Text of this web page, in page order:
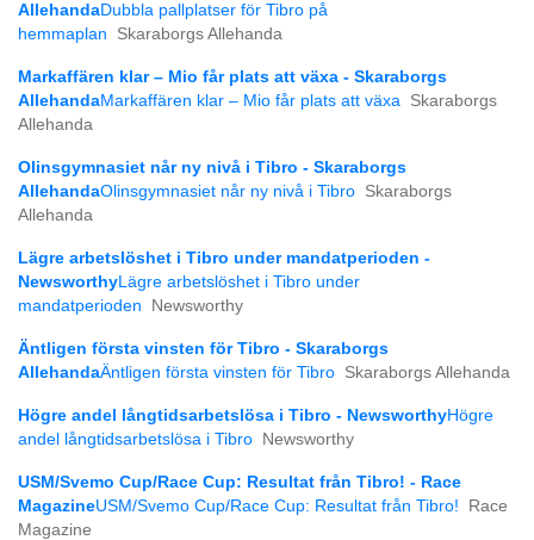
AllehandaDubbla pallplatser för Tibro på
hemmaplan
Skaraborgs Allehanda
Markaffären klar – Mio får plats att växa - Skaraborgs
AllehandaMarkaffären klar – Mio får plats att växa Skaraborgs
Allehanda
Olinsgymnasiet når ny nivå i Tibro - Skaraborgs
AllehandaOlinsgymnasiet når ny nivå i Tibro Skaraborgs
Allehanda
Lägre arbetslöshet i Tibro under mandatperioden -
NewsworthyLägre arbetslöshet i Tibro under
mandatperioden
Newsworthy
Äntligen första vinsten för Tibro - Skaraborgs
AllehandaÄntligen första vinsten för Tibro Skaraborgs Allehanda
Högre andel långtids­arbetslösa i Tibro - NewsworthyHögre
andel långtids­arbetslösa i Tibro
Newsworthy
USM/Svemo Cup/Race Cup: Resultat från Tibro! - Race
MagazineUSM/Svemo Cup/Race Cup: Resultat från Tibro!
Race
Magazine